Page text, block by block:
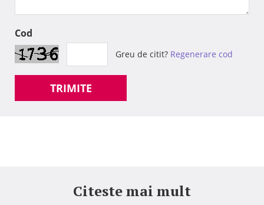
Cod
Greu de citit? Regenerare cod
TRIMITE
Citeste mai mult